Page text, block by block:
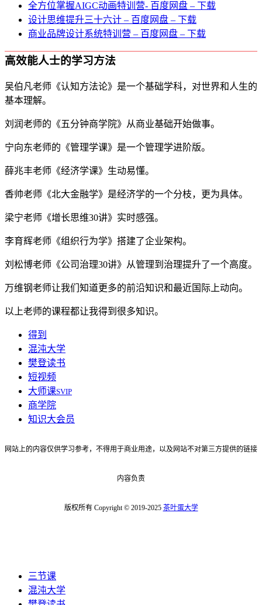
全方位掌握AIGC动画特训营- 百度网盘 – 下载
设计思维提升三十六计 – 百度网盘 – 下载
商业品牌设计系统特训营 – 百度网盘 – 下载
高效能人士的学习方法
吴伯凡老师《认知方法论》是一个基础学科，对世界和人生的
基本理解。
刘润老师的《五分钟商学院》从商业基础开始做事。
宁向东老师的《管理学课》是一个管理学进阶版。
薛兆丰老师《经济学课》生动易懂。
香帅老师《北大金融学》是经济学的一个分枝，更为具体。
梁宁老师《增长思维30讲》实时感强。
李育辉老师《组织行为学》搭建了企业架构。
刘松博老师《公司治理30讲》从管理到治理提升了一个高度。
万维钢老师让我们知道更多的前沿知识和最近国际上动向。
以上老师的课程都让我得到很多知识。
得到
混沌大学
樊登读书
短视频
大师课SVIP
商学院
知识大会员
网站上的内容仅供学习参考，不得用于商业用途，以及网站不对第三方提供的链接
内容负责
版权所有 Copyright © 2019-2025 茶叶蛋大学
三节课
混沌大学